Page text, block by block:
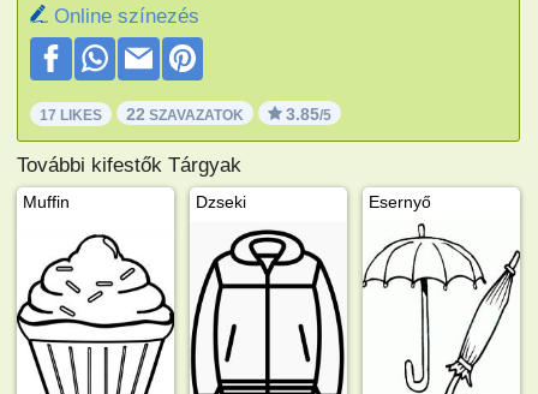
Online színezés
17 LIKES 22 SZAVAZATOK 3.85/5
További kifestők Tárgyak
Muffin Dzseki Esernyő